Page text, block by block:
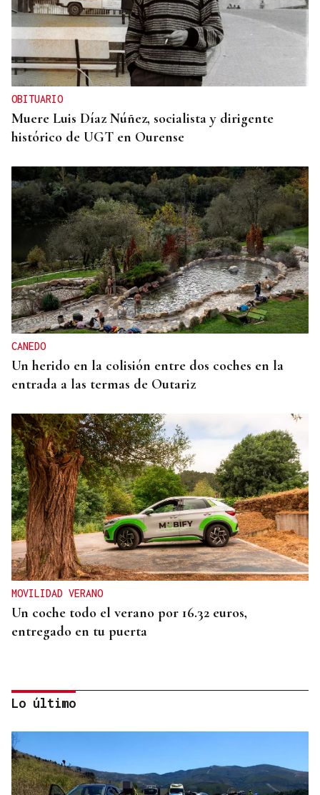
OBITUARIO
Muere Luis Díaz Núñez, socialista y dirigente
histórico de UGT en Ourense
CANEDO
Un herido en la colisión entre dos coches en la
entrada a las termas de Outariz
MOVILIDAD VERANO
Un coche todo el verano por 16.32 euros,
entregado en tu puerta
Lo último